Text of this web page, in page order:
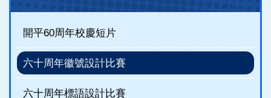
(new)
開平60周年校慶短片
六十周年徽號設計比賽
六十周年標語設計比賽